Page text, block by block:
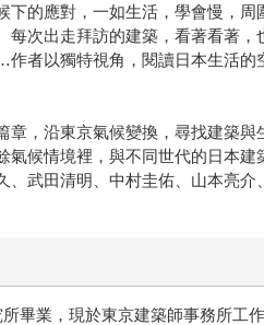
的應對，一如生活，學會慢，
次出走拜訪的建築，看著看著
者以獨特視角，閱讀日本生活的
，沿東京氣候變換，尋找建築與
候情境裡，與不同世代的日本
、武田清明、中村圭佑、山本亮
畢業，現於東京建築師事務所